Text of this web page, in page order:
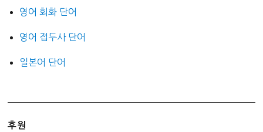
영어 회화 단어
영어 접두사 단어
일본어 단어
후원